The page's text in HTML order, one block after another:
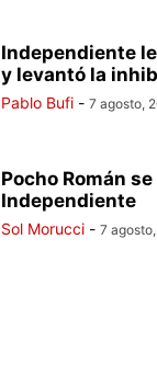
Independiente
y levantó la
Pablo Bufi - 7 agosto,
Pocho Román
Independiente
Sol Morucci - 7